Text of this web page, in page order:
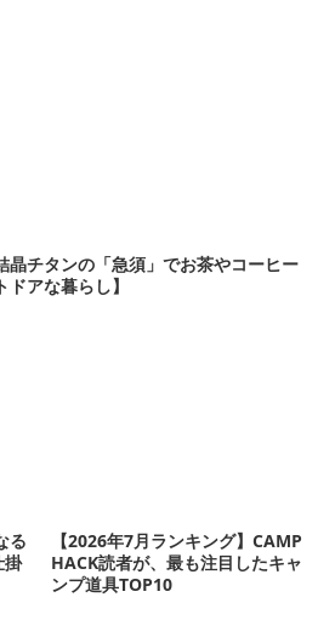
晶チタンの「急須」でお茶やコーヒー
アな暮らし】
る
掛
【2026年7月ランキング】CAMP
HACK読者が、最も注目したキャ
ンプ道具TOP10